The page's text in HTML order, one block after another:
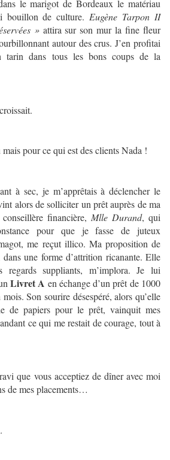
le marigot de Bordeaux le matériau
bouillon de culture. Eugène Tarpon II
»attira sur son mur la fine fleur
autour des crus. J’en profitai
tarin dans tous les bons coups de la
pour ce qui est des clients Nada !
à sec, je m’apprêtais à déclencher le
alors de solliciter un prêt auprès de ma
financière, Mlle Durand, qui
pour que je fasse de juteux
me reçut illico. Ma proposition de
une forme d’attrition ricanante. Elle
regards suppliants, m’implora. Je lui
Livret A en échange d’un prêt de 1000
Son sourire désespéré, alors qu’elle
de papiers pour le prêt, vainquit mes
ce qui me restait de courage, tout à
acceptiez de dîner avec moi
de mes placements…